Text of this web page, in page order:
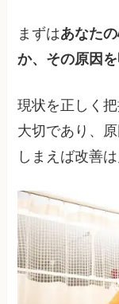
まずはあなた
か、その原因
現状を正しく
大切であり、
しまえば改善